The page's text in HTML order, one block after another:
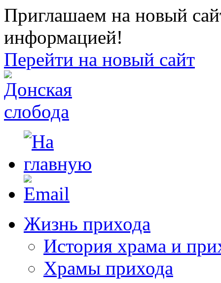
Приглашаем на новый
информацией!
Перейти на новый сайт
Жизнь прихода
История храма и
Храмы прихода